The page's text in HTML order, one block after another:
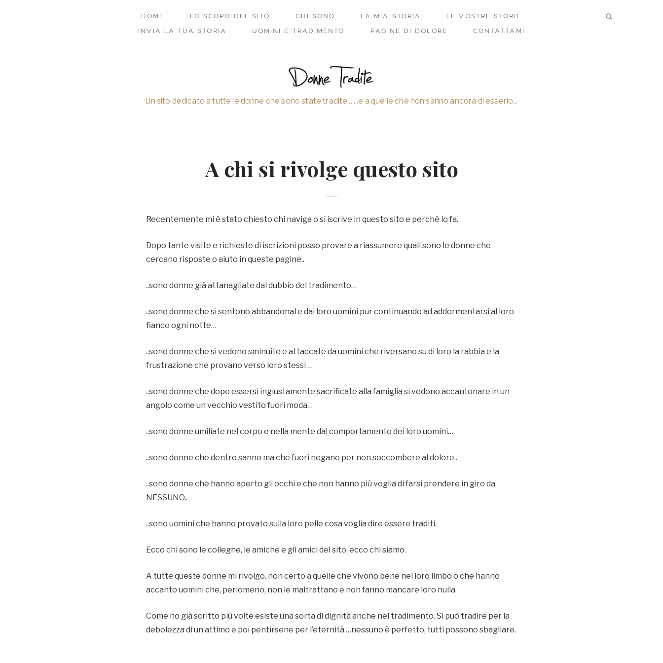
HOME LO SCOPO DEL SITO CHI SONO LA MIA STORIA
LE VOSTRE STORIE
INVIA LA TUA STORIA
UOMINI E TRADIMENTO PAGINE DI DOLORE CONTATTAMI
Un sito dedicato a tutte le donne che sono state tradite... ...e a quelle che non sanno ancora di esserlo...
A chi si rivolge questo sito
Recentemente mi è stato chiesto chi naviga o si iscrive in questo sito e perché lo fa.
Dopo tante visite e richieste di iscrizioni posso provare a riassumere quali sono le donne che
cercano risposte o aiuto in queste pagine..
..sono donne già attanagliate dal dubbio del tradimento…
..sono donne che si sentono abbandonate dai loro uomini pur continuando ad addormentarsi al loro
fianco ogni notte…
..sono donne che si vedono sminuite e attaccate da uomini che riversano su di loro la rabbia e la
frustrazione che provano verso loro stessi …
..sono donne che dopo essersi ingiustamente sacrificate alla famiglia si vedono accantonare in un
angolo come un vecchio vestito fuori moda…
..sono donne umiliate nel corpo e nella mente dal comportamento dei loro uomini…
..sono donne che dentro sanno ma che fuori negano per non soccombere al dolore..
..sono donne che hanno aperto gli occhi e che non hanno più voglia di farsi prendere in giro da
NESSUNO..
..sono uomini che hanno provato sulla loro pelle cosa voglia dire essere traditi.
Ecco chi sono le colleghe, le amiche e gli amici del sito, ecco chi siamo.
A tutte queste donne mi rivolgo..non certo a quelle che vivono bene nel loro limbo o che hanno
accanto uomini che, perlomeno, non le maltrattano e non fanno mancare loro nulla.
Come ho già scritto più volte esiste una sorta di dignità anche nel tradimento. Si può tradire per la
debolezza di un attimo e poi pentirsene per l’eternità …nessuno è perfetto, tutti possono sbagliare.